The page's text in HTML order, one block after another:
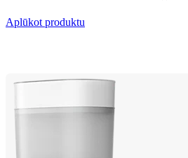
Aplūkot produktu